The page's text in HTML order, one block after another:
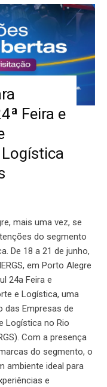
Feira e
mais uma vez, se
do segmento
De 18 a 21 de junho,
em Porto Alegre
24a Feira e
e Logística, uma
das Empresas de
Logística no Rio
Com a presença
do segmento, o
ambiente ideal para
e